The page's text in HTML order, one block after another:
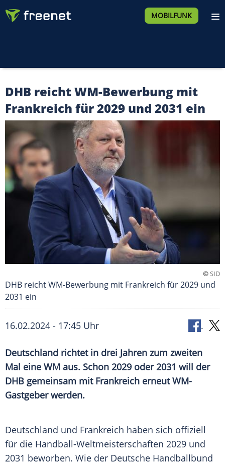
MOBILFUNK
DHB reicht WM-Bewerbung mit
Frankreich für 2029 und 2031 ein
©SID
DHB reicht WM-Bewerbung mit Frankreich für 2029 und
2031 ein
16.02.2024 - 17:45 Uhr
Deutschland richtet in drei Jahren zum zweiten
Mal eine WM aus. Schon 2029 oder 2031 will der
DHB gemeinsam mit Frankreich erneut WM-
Gastgeber werden.
Deutschland und Frankreich haben sich offiziell
für die Handball-Weltmeisterschaften 2029 und
2031 beworben. Wie der Deutsche Handballbund